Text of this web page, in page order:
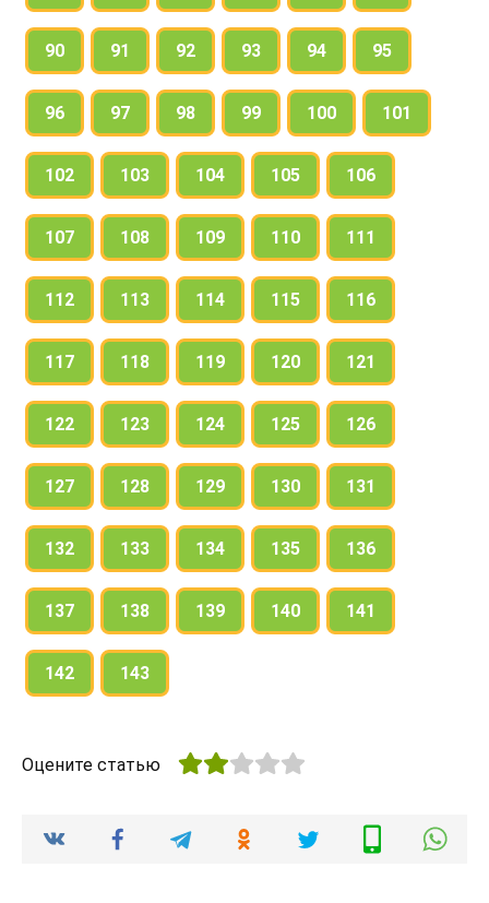
90 91 92 93 94 95
96 97 98 99 100 101
102 103 104 105 106
107 108 109 110 111
112 113 114 115 116
117 118 119 120 121
122 123 124 125 126
127 128 129 130 131
132 133 134 135 136
137 138 139 140 141
142 143
Оцените статью